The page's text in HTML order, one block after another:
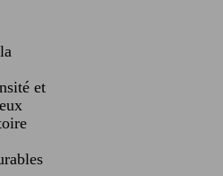
et